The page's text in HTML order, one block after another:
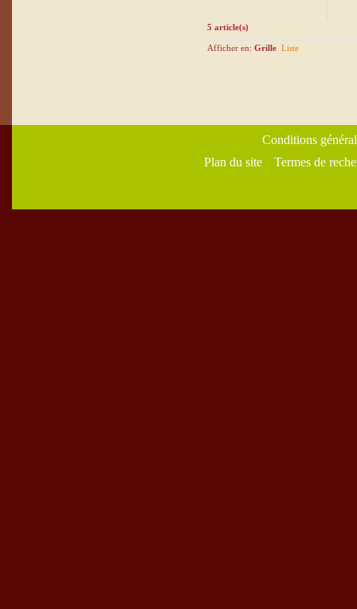
5 article(s)
Afficher en: Grille Liste
Conditions
Plan du site
Termes de